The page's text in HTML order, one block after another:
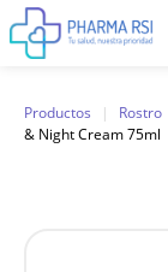
Productos | Rostro
& Night Cream 75ml